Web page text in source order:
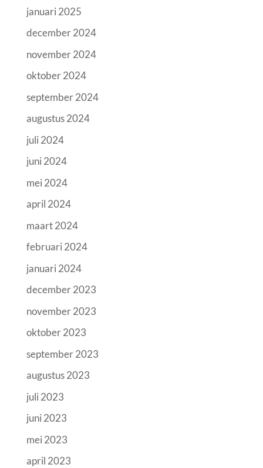
januari 2025
december 2024
november 2024
oktober 2024
september 2024
augustus 2024
juli 2024
juni 2024
mei 2024
april 2024
maart 2024
februari 2024
januari 2024
december 2023
november 2023
oktober 2023
september 2023
augustus 2023
juli 2023
juni 2023
mei 2023
april 2023